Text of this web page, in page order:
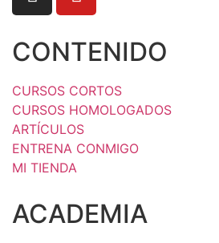
CONTENIDO
CURSOS CORTOS
CURSOS HOMOLOGADOS
ARTÍCULOS
ENTRENA CONMIGO
MI TIENDA
ACADEMIA